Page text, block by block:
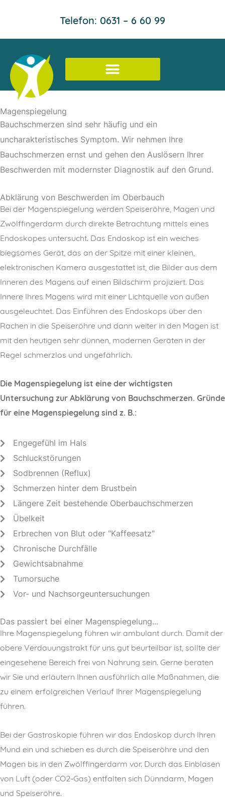
springen
Telefon: 0631 – 6 60 99
Magenspiegelung
Bauchschmerzen sind sehr häufig und ein
uncharakteristisches Symptom. Wir nehmen Ihre
Bauchschmerzen ernst und gehen den Auslösern Ihrer
Beschwerden mit modernster Diagnostik auf den Grund.
Abklärung von Beschwerden im Oberbauch
Bei der Magenspiegelung werden Speiseröhre, Magen und
Zwölffingerdarm durch direkte Betrachtung mittels eines
Endoskopes untersucht. Das Endoskop ist ein weiches
biegsames Gerät, das an der Spitze mit einer kleinen,
elektronischen Kamera ausgestattet ist, die Bilder aus dem
Inneren des Magens auf einen Bildschirm projiziert. Das
Innere Ihres Magens wird mit einer Lichtquelle von außen
ausgeleuchtet. Das Einführen des Endoskops über den
Rachen in die Speiseröhre und dann weiter in den Magen ist
mit den heutigen sehr dünnen, modernen Geräten in der
Regel schmerzlos und ungefährlich.
Die Magenspiegelung ist eine der wichtigsten
Untersuchung zur Abklärung von Bauchschmerzen. Gründe
für eine Magenspiegelung sind z. B.:
Engegefühl im Hals
Schluckstörungen
Sodbrennen (Reflux)
Schmerzen hinter dem Brustbein
Längere Zeit bestehende Oberbauchschmerzen
Übelkeit
Erbrechen von Blut oder "Kaffeesatz"
Chronische Durchfälle
Gewichtsabnahme
Tumorsuche
Vor- und Nachsorgeuntersuchungen
Das passiert bei einer Magenspiegelung...
Ihre Magenspiegelung führen wir ambulant durch. Damit der
obere Verdauungstrakt für uns gut beurteilbar ist, sollte der
eingesehene Bereich frei von Nahrung sein. Gerne beraten
wir Sie und erläutern Ihnen ausführlich alle Maßnahmen, die
zu einem erfolgreichen Verlauf Ihrer Magenspiegelung
führen.
Bei der Gastroskopie führen wir das Endoskop durch Ihren
Mund ein und schieben es durch die Speiseröhre und den
Magen bis in den Zwölffingerdarm vor. Durch das Einblasen
von Luft (oder CO2-Gas) entfalten sich Dünndarm, Magen
und Speiseröhre.